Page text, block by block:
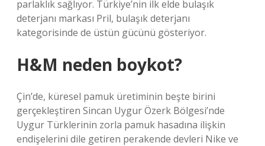
parlaklık sağlıyor. Türkiye’nin ilk elde bulaşık
deterjanı markası Pril, bulaşık deterjanı
kategorisinde de üstün gücünü gösteriyor.
H&M neden boykot?
Çin’de, küresel pamuk üretiminin beşte birini
gerçekleştiren Sincan Uygur Özerk Bölgesi’nde
Uygur Türklerinin zorla pamuk hasadına ilişkin
endişelerini dile getiren perakende devleri Nike ve